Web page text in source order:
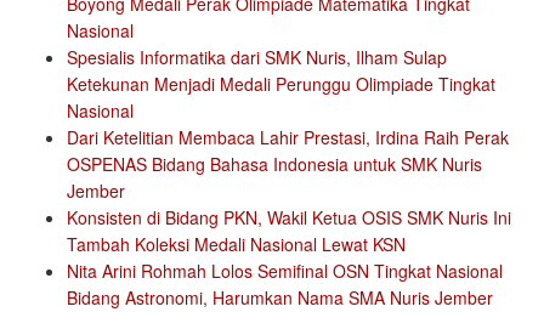
Nasional
Spesialis Informatika dari SMK Nuris, Ilham Sulap
Ketekunan Menjadi Medali Perunggu Olimpiade Tingkat
Nasional
Dari Ketelitian Membaca Lahir Prestasi, Irdina Raih Perak
OSPENAS Bidang Bahasa Indonesia untuk SMK Nuris
Jember
Konsisten di Bidang PKN, Wakil Ketua OSIS SMK Nuris Ini
Tambah Koleksi Medali Nasional Lewat KSN
Nita Arini Rohmah Lolos Semifinal OSN Tingkat Nasional
Bidang Astronomi, Harumkan Nama SMA Nuris Jember